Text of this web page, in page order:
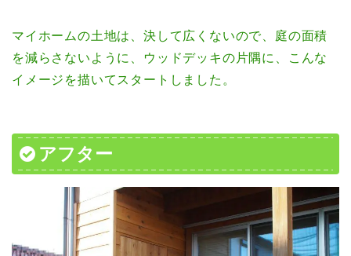
マイホームの土地は、決して広くないので、庭の面積
を減らさないように、ウッドデッキの片隅に、こんな
イメージを描いてスタートしました。
アフター